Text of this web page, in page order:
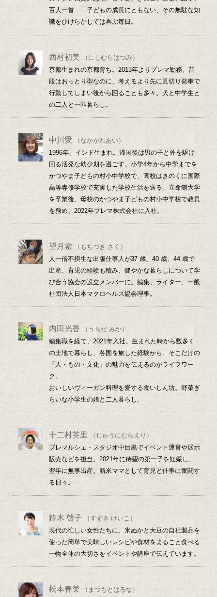
百人一首……子どもの成長にともない、その無駄な知
識をひけらかしては喜ぶ毎日。
西村初美
（にしむらはつみ）
京都生まれの京都育ち。2013年よりプレマ勤務。普
段はおっとり型なのに、考えるより先に見切り発車で
行動してしまい後から困ることも多々。犬と中学生と
の二人と一匹暮らし。
中川愛
（なかがわあい）
1996年、インド生まれ。帰国後は男の子と外を駆け
回る活発な幼少期を過ごす。小学4年から中学までを
かつやま子どもの村小中学校で、高校はきのくに国際
高等専修学校で充実した学校生活を送る。立命館大学
を卒業後、母校のかつやま子どもの村小中学校で教員
を務め、2022年プレマ株式会社に入社。
望月索
（もちづき さく）
人一倍不摂生な出版仕事人が37 歳、40 歳、44 歳で
出産、育児の経験も積み、健やかな暮らしについて学
び合う協会の設立メンバーに。編集、ライター、一般
社団法人日本マクロヘルス協会理事。
内田光香
（うちだ みか）
編集職を経て、2021年入社。生まれた時から数多く
の土地で暮らし、各国を旅した経験から、そこだけの
「人・もの・文化」の魅力を伝えるのがライフワー
ク。
おいしいヴィーガン料理を愛する食いしん坊。野菜ぎ
らいな小学生の娘と二人暮らし。
十二村英里
（じゅうにむらえり）
プレマルシェ・スタジオ中目黒でイベント運営や展示
販売などを担当。2021年に待望の第一子を妊娠し、
翌年に無事出産。新米ママとして育児と仕事に奮闘す
る日々。
鈴木 啓子
（すずき けいこ）
現代の忙しい女性たちに、米ぬかと大豆の自社製品を
使った簡単で美味しいレシピや食材をまるごと食べる
一物全体の大切さをイベントや講座で伝えています。
松本春菜（まつもとはるな）